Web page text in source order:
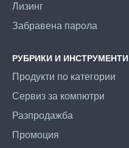
Лизинг
Забравена парола
РУБРИКИ И ИНСТРУМЕНТИ
Продукти по категории
Сервиз за компютри
Разпродажба
Промоция